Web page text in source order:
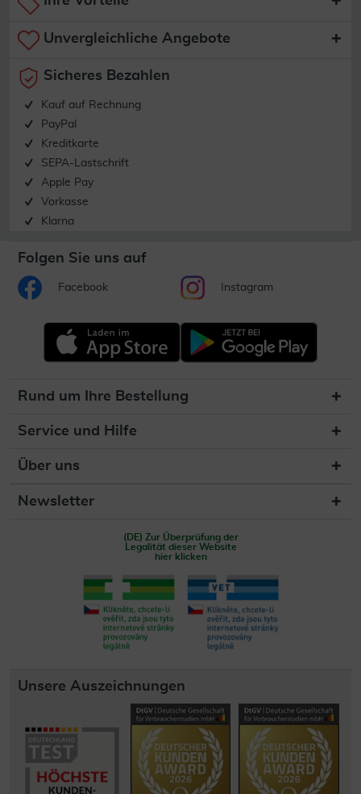
Unvergleichliche Angebote
Sicheres Bezahlen
Kauf auf Rechnung
PayPal
Kreditkarte
SEPA-Lastschrift
Apple Pay
Vorkasse
Klarna
Folgen Sie uns auf
Facebook Instagram
Rund um Ihre Bestellung
Service und Hilfe
Über uns
Newsletter
(DE) Zur Überprüfung der
Legalität dieser Website
hier klicken
Unsere Auszeichnungen